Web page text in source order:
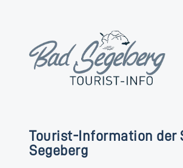
Tourist-Information der
Segeberg